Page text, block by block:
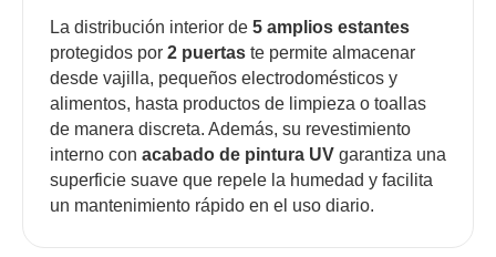
La distribución interior de 5 amplios estantes
protegidos por 2 puertas te permite almacenar
desde vajilla, pequeños electrodomésticos y
alimentos, hasta productos de limpieza o toallas
de manera discreta. Además, su revestimiento
interno con acabado de pintura UV garantiza una
superficie suave que repele la humedad y facilita
un mantenimiento rápido en el uso diario.
Después, hasta en 12
cuotas y sin tocar tu
tarjeta de crédito
Pago Después:
Cédula de identidad
Fecha de nacimiento
Estás calificado para comprar usando Pago
Después.
¡Tenés hasta
para comprar en las cuotas que
prefieras!
Elegí tus productos preferidos
Elegí Pago Después como metodo de pago
* sujeto a aprobación crediticia. El monto disponible
Ups!
Parece que no tenes oferta, lamentamos
el inconveniente, por cualquier duda
contactanos en
preguntas@pagodespues.com.uy
¡Algo salió mal!
Por favor intenta nuevamente mas tarde.